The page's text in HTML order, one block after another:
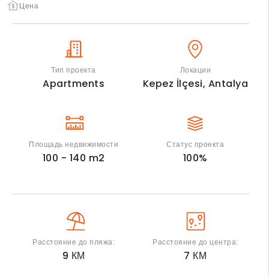
Цена
Тип проекта
Apartments
Локации
Kepez İlçesi, Antalya
Площадь недвижимости
100 - 140 m2
Статус проекта
100%
Расстояние до пляжа:
9 КМ
Расстояние до центра:
7 КМ